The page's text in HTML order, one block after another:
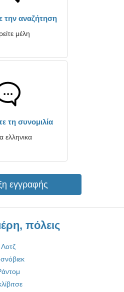
την αναζήτηση
μέλη
τη συνομιλία
ελληνικα
εγγραφής
πόλεις
Λοτζ